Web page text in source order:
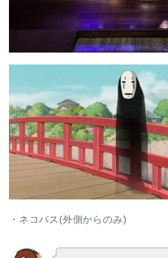
・ネコバス(外側からのみ)